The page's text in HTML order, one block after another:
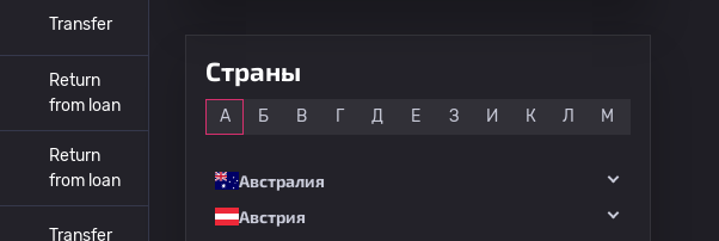
Transfer
Return
from loan
Return
from loan
Transfer
Страны
А Б В Г Д Е З И К Л М
Австралия
Австрия